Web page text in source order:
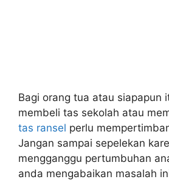
Bagi orang tua atau siapapun
membeli tas sekolah atau
tas ransel perlu
Jangan sampai sepelekan
mengganggu pertumbuhan
anda mengabaikan masalah